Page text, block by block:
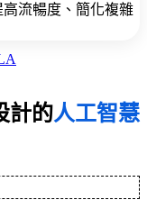
流暢度、簡化複雜
計的人工智慧